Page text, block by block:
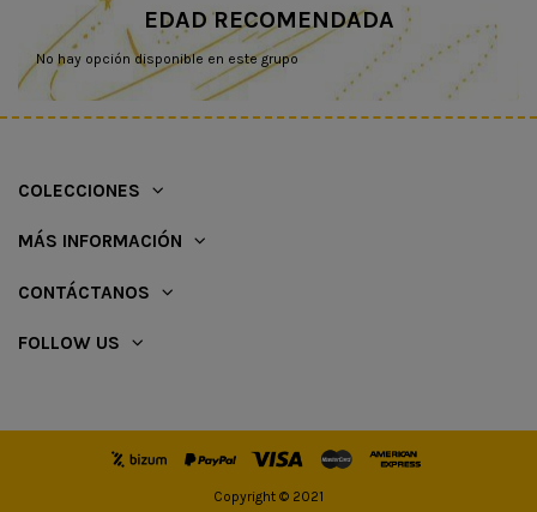
EDAD RECOMENDADA
No hay opción disponible en este grupo
COLECCIONES
MÁS INFORMACIÓN
CONTÁCTANOS
FOLLOW US
Copyright © 2021